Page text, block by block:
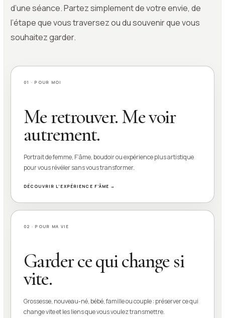
d’une séance. Partez simplement de votre envie, de
l’étape que vous traversez ou du souvenir que vous
souhaitez garder.
01 · POUR MOI
Me retrouver. Me voir
autrement.
Portrait de femme, F’âme, boudoir ou expérience plus artistique
pour vous révéler sans vous transformer.
DÉCOUVRIR L’EXPÉRIENCE F’ÂME →
02 · POUR MA VIE
Garder ce qui change si
vite.
Grossesse, nouveau-né, bébé, famille ou couple : préserver ce qui
change vite et les liens que vous voulez transmettre.